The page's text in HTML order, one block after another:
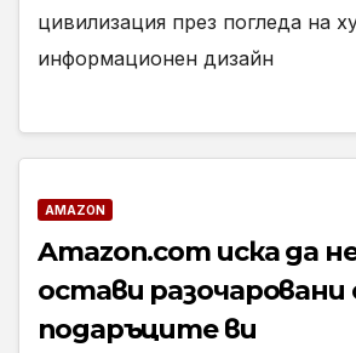
цивилизация през погледа на
информационен дизайн
AMAZON
Amazon.com иска да
остави
подаръците ви